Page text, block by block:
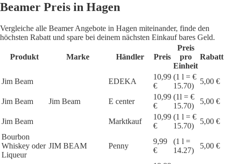
Beamer Preis in Hagen
Vergleiche alle Beamer Angebote in Hagen miteinander, finde den
höchsten Rabatt und spare bei deinem nächsten Einkauf bares Geld.
Produkt Marke Händler Preis
Preis
pro
Einheit
Rabatt
Jim Beam EDEKA
10,99
€
(1 l = €
15.70)
5,00 €
Jim Beam Jim Beam E center
10,99
€
(1l = €
15.70)
5,00 €
Jim Beam Marktkauf
10,99
€
(1 l = €
15.70)
5,00 €
Bourbon
Whiskey oder
Liqueur
JIM BEAM Penny
9,99
€
(1 l =
14.27)
5,00 €